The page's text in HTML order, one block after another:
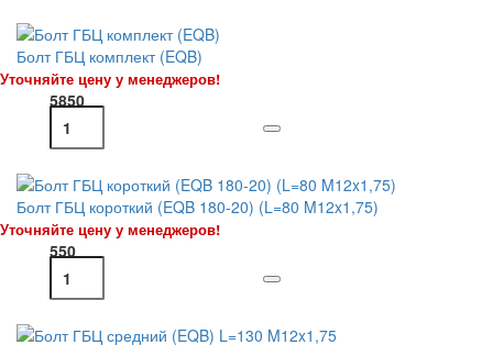
Болт ГБЦ комплект (EQB)
Уточняйте цену у менеджеров!
5850
Болт ГБЦ короткий (EQB 180-20) (L=80 M12x1,75)
Уточняйте цену у менеджеров!
550